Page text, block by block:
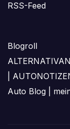
RSS-Feed
Blogroll
Auto Blog